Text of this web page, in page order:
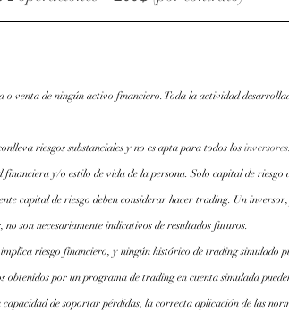
o venta de ningún activo financiero. Toda la actividad
riesgos substanciales y no es apta para todos los
financiera y/o estilo de vida de la persona. Solo capital de
capital de riesgo deben considerar hacer trading. Un
son necesariamente indicativos de resultados futuros.
riesgo financiero, y ningún histórico de trading simulado
obtenidos por un programa de trading en cuenta simulada
de soportar pérdidas, la correcta aplicación de las